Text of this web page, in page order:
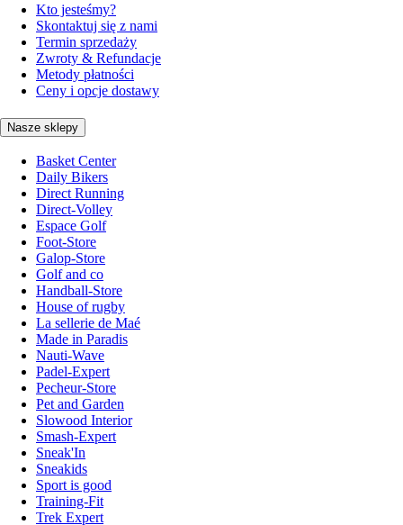
Kto jesteśmy?
Skontaktuj się z nami
Termin sprzedaży
Zwroty & Refundacje
Metody płatności
Ceny i opcje dostawy
Nasze sklepy
Basket Center
Daily Bikers
Direct Running
Direct-Volley
Espace Golf
Foot-Store
Galop-Store
Golf and co
Handball-Store
House of rugby
La sellerie de Maé
Made in Paradis
Nauti-Wave
Padel-Expert
Pecheur-Store
Pet and Garden
Slowood Interior
Smash-Expert
Sneak'In
Sneakids
Sport is good
Training-Fit
Trek Expert